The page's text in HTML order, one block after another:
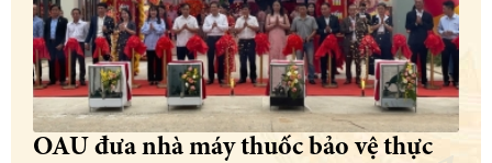
OAU đưa nhà máy thuốc bảo vệ thực